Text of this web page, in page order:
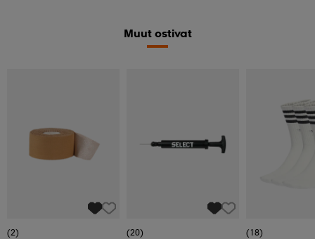
Muut ostivat
(2)
(20)
(18)